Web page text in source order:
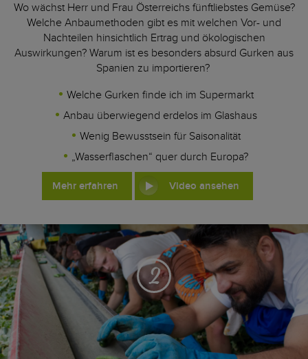
Wo wächst Herr und Frau Österreichs fünftliebstes Gemüse?
Welche Anbaumethoden gibt es mit welchen Vor- und
Nachteilen hinsichtlich Ertrag und ökologischen
Auswirkungen? Warum ist es besonders absurd Gurken aus
Spanien zu importieren?
Welche Gurken finde ich im Supermarkt
Anbau überwiegend erdelos im Glashaus
Wenig Bewusstsein für Saisonalität
„Wasserflaschen“ quer durch Europa?
Mehr erfahren Video ansehen
2